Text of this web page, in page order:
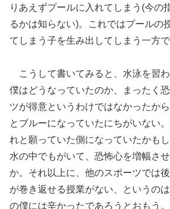
りあえずプールに入れてしまう(今の
るかは知らない)。これではプールの
てしまう子を生み出してしまう一方で
こうして書いてみると、水泳を習
僕はどうなっていたのか、まったく
ツが得意というわけではなかったか
とブルーになっていたにちがいない
れと願っていた側になっていたかも
水の中でもがいて、恐怖心を増幅さ
か。それ以上に、他のスポーツでは
が巻き返せる授業がない、というの
の僕には辛かったであろうとおもう